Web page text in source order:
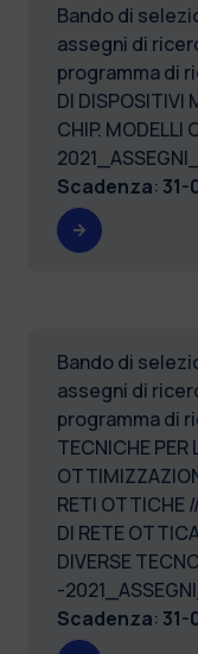
Bando di
assegni di
programma di
DI DISPOSITIVI
CHIP. MODELLI
Scadenza: 31-
Bando di
assegni di
programma di
TECNICHE PER
RETI OTTICHE
DI RETE
DIVERSE
-
Scadenza: 31-